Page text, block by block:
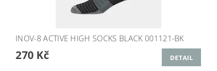
INOV-8 ACTIVE HIGH SOCKS BLACK 001121-BK
270 Kč DETAIL